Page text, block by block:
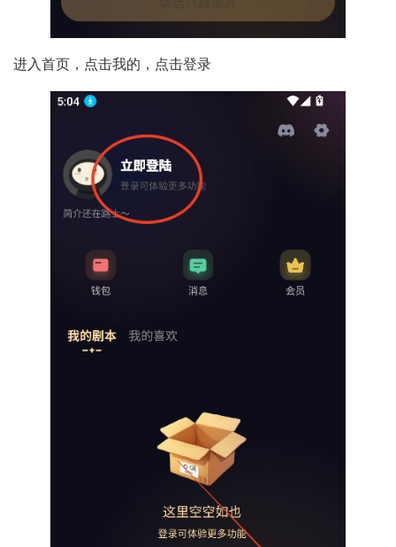
进入首页，点击我的，点击登录